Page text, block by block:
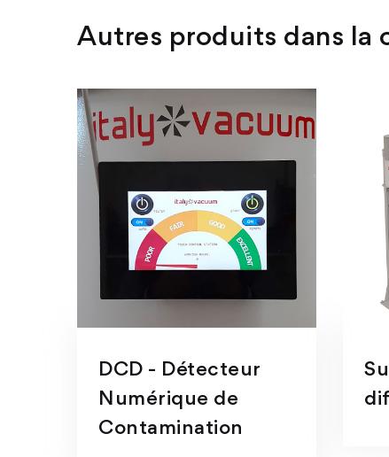
Autres produits dans la
DCD - Détecteur
Numérique de
Contamination